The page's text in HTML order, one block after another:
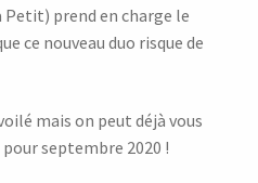
prend en charge le
ce nouveau duo risque de
mais on peut déjà vous
septembre 2020 !